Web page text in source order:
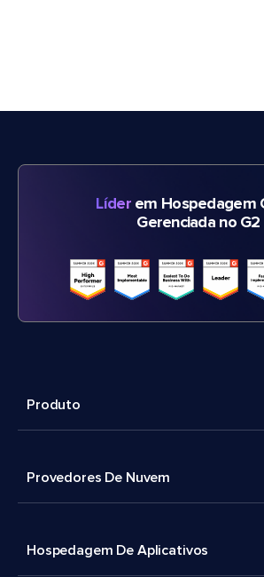
Líderem Hospedagem
Gerenciada no G2
Produto
Provedores De Nuvem
Hospedagem De Aplicativos